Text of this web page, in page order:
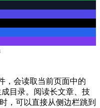
，会读取当前页面中的
成目录。阅读长文章、技
，可以直接从侧边栏跳到